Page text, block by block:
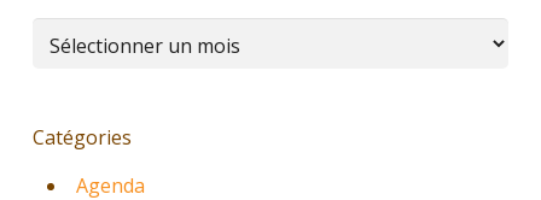
Archives
Catégories
Agenda